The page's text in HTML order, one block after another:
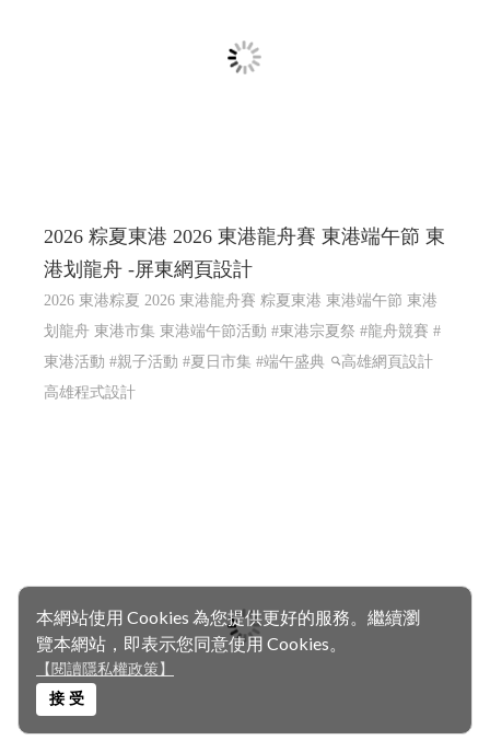
本網站使用 Cookies 為您提供更好的服務。繼續瀏
覽本網站，即表示您同意使用 Cookies。
【閱讀隱私權政策】
接 受
2026 粽夏東港 2026 東港龍舟賽 東港端午節 東
港划龍舟 -屏東網頁設計
2026 東港粽夏 2026 東港龍舟賽 粽夏東港 東港端午節 東港
划龍舟 東港市集 東港端午節活動 #東港宗夏祭 #龍舟競賽 #
東港活動 #親子活動 #夏日市集 #端午盛典
高雄網頁設計
高雄程式設計